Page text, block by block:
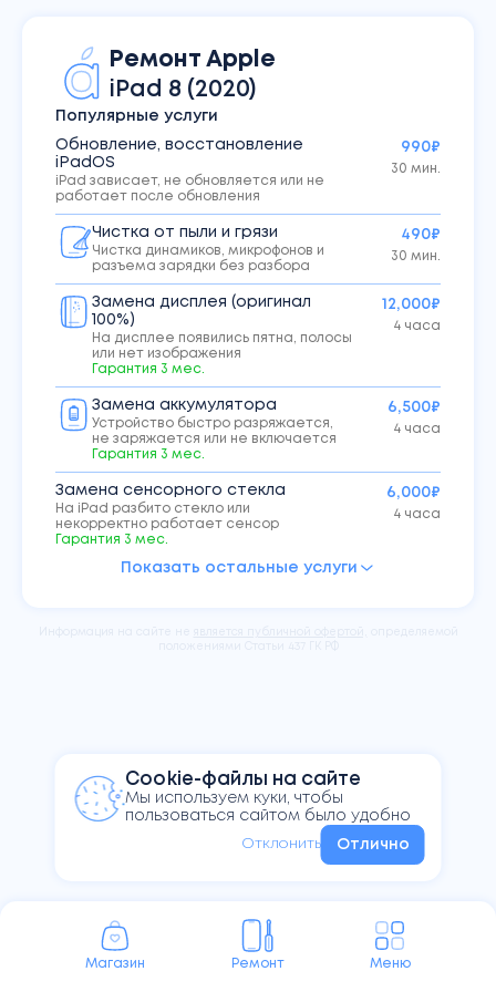
Ремонт Apple
iPad 8 (2020)
Популярные услуги
Обновление, восстановление
iPadOS
iPad зависает, не обновляется или не
работает после обновления
990₽
30 мин.
Чистка от пыли и грязи
Чистка динамиков, микрофонов и
разъема зарядки без разбора
490₽
30 мин.
Замена дисплея (оригинал
100%)
На дисплее появились пятна, полосы
или нет изображения
Гарантия 3 мес.
12,000₽
4 часа
Замена аккумулятора
Устройство быстро разряжается,
не заряжается или не включается
Гарантия 3 мес.
6,500₽
4 часа
Замена сенсорного стекла
На iPad разбито стекло или
некорректно работает сенсор
Гарантия 3 мес.
6,000₽
4 часа
Активация, настройка и создание
Монтаж/демонтаж сенсорного
стекла
4 часа
Показать остальные услуги
Магазин Ремонт Меню
Cookie-файлы на сайте
Мы используем куки, чтобы
пользоваться сайтом было удобно
Отклонить Отлично